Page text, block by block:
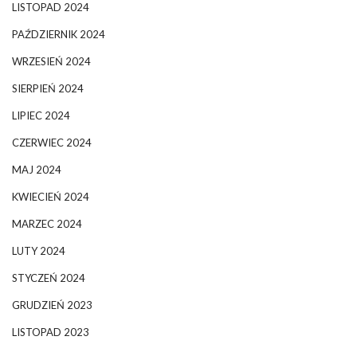
LISTOPAD 2024
PAŹDZIERNIK 2024
WRZESIEŃ 2024
SIERPIEŃ 2024
LIPIEC 2024
CZERWIEC 2024
MAJ 2024
KWIECIEŃ 2024
MARZEC 2024
LUTY 2024
STYCZEŃ 2024
GRUDZIEŃ 2023
LISTOPAD 2023